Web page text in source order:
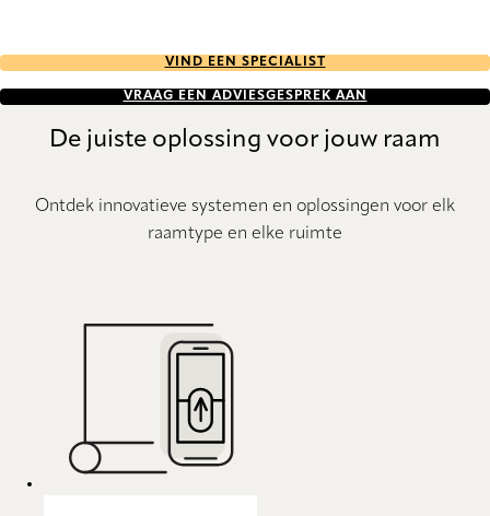
VIND EEN SPECIALIST
VRAAG EEN ADVIESGESPREK AAN
De juiste oplossing voor jouw raam
Ontdek innovatieve systemen en oplossingen voor elk
raamtype en elke ruimte